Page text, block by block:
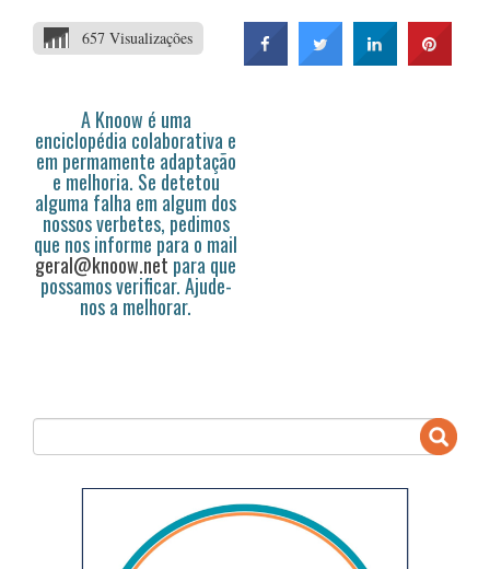
657 Visualizações
A Knoow é uma
enciclopédia colaborativa e
em permamente adaptação
e melhoria. Se detetou
alguma falha em algum dos
nossos verbetes, pedimos
que nos informe para o mail
geral@knoow.net para que
possamos verificar. Ajude-
nos a melhorar.